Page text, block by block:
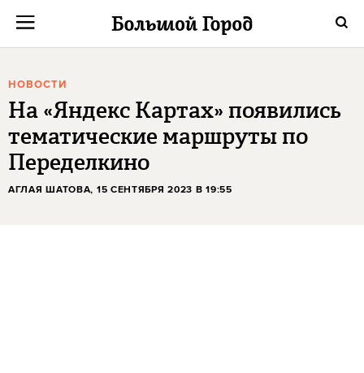
НОВОСТИ
На «Яндекс Картах» появились
тематические маршруты по
Переделкино
АГЛАЯ ШАТОВА, 15 СЕНТЯБРЯ 2023 В 19:55